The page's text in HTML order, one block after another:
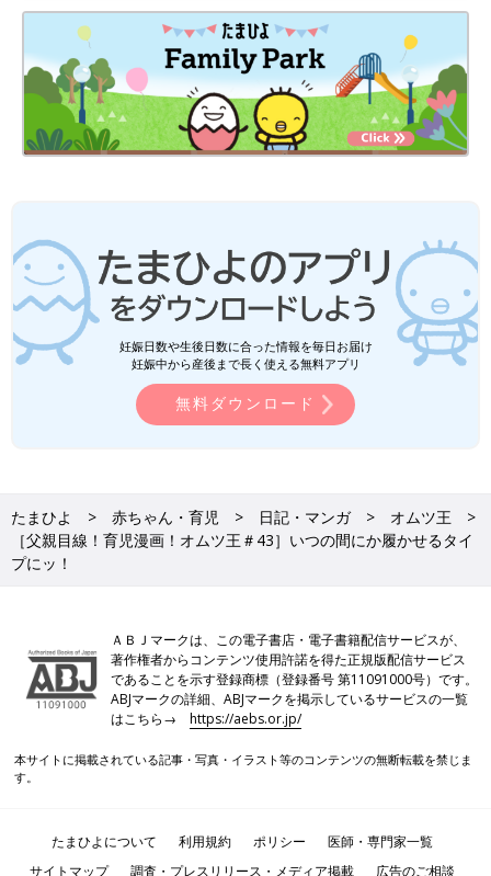
妊娠日数や生後日数に合った情報を毎日お届け
妊娠中から産後まで長く使える無料アプリ
無料ダウンロード
たまひよ 赤ちゃん・育児 日記・マンガ
オムツ王
［父親目線！育児漫画！オムツ王＃43］いつの間にか履かせるタイ
プにッ！
ＡＢＪマークは、この電子書店・電子書籍配信サービスが、
著作権者からコンテンツ使用許諾を得た正規版配信サービス
であることを示す登録商標（登録番号 第11091000号）です。
ABJマークの詳細、ABJマークを掲示しているサービスの一覧
はこちら→https://aebs.or.jp/
本サイトに掲載されている記事・写真・イラスト等のコンテンツの無断転載を禁じま
す。
たまひよについて 利用規約 ポリシー
医師・専門家一覧
サイトマップ
調査・プレスリリース・メディア掲載 広告のご相談